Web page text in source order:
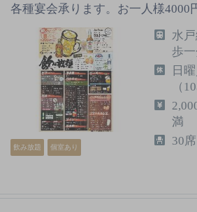
各種宴会承ります。お一人様4000
飲み放題 個室あり
水
歩
日
（
満
30席